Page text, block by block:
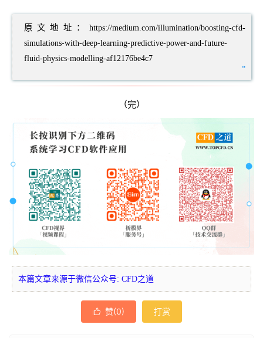
原文地址：https://medium.com/illumination/boosting-cfd-
simulations-with-deep-learning-predictive-power-and-future-
fluid-physics-modelling-af12176be4c7
”
（完）
本篇文章来源于微信公众号: CFD之道
 赞(0) 打赏